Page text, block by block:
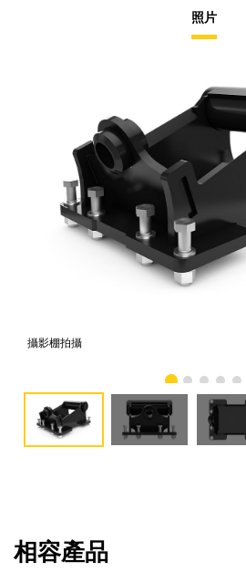
照片
攝影棚拍攝
相容產品